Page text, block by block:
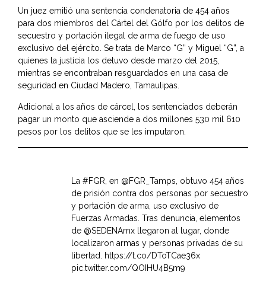
Un juez emitió una sentencia condenatoria de 454 años
para dos miembros del Cártel del Gólfo por los delitos de
secuestro y portación ilegal de arma de fuego de uso
exclusivo del ejército. Se trata de Marco “G” y Miguel “G”, a
quienes la justicia los detuvo desde marzo del 2015,
mientras se encontraban resguardados en una casa de
seguridad en Ciudad Madero, Tamaulipas.
Adicional a los años de cárcel, los sentenciados deberán
pagar un monto que asciende a dos millones 530 mil 610
pesos por los delitos que se les imputaron.
La #FGR, en @FGR_Tamps, obtuvo 454 años
de prisión contra dos personas por secuestro
y portación de arma, uso exclusivo de
Fuerzas Armadas. Tras denuncia, elementos
de @SEDENAmx llegaron al lugar, donde
localizaron armas y personas privadas de su
libertad. https://t.co/DToTCae36x
pic.twitter.com/QOIHU4B5m9